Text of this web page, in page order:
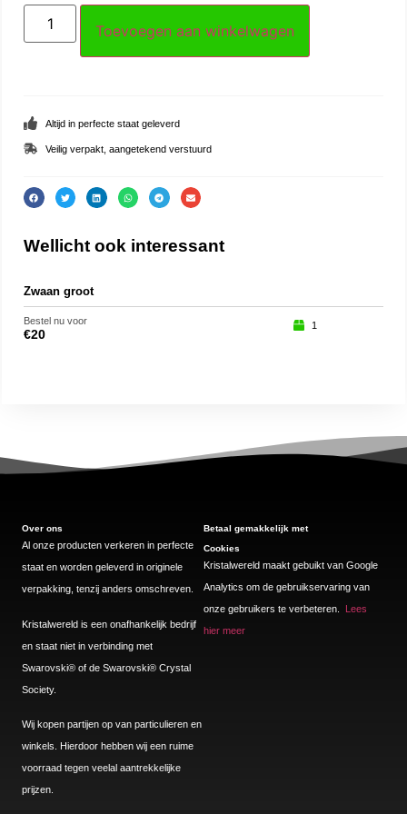
Toevoegen aan winkelwagen
Altijd in perfecte staat geleverd
Veilig verpakt, aangetekend verstuurd
Wellicht ook interessant
Zwaan groot
Bestel nu voor
€20
1
Over ons
Al onze producten verkeren in perfecte
staat en worden geleverd in originele
verpakking, tenzij anders omschreven.
Kristalwereld is een onafhankelijk bedrijf
en staat niet in verbinding met
Swarovski®️ of de Swarovski®️ Crystal
Society.
Wij kopen partijen op van particulieren en
winkels. Hierdoor hebben wij een ruime
voorraad tegen veelal aantrekkelijke
prijzen.
Betaal gemakkelijk met
Cookies
Kristalwereld maakt gebuikt van Google
Analytics om de gebruikservaring van
onze gebruikers te verbeteren.
Lees
hier meer